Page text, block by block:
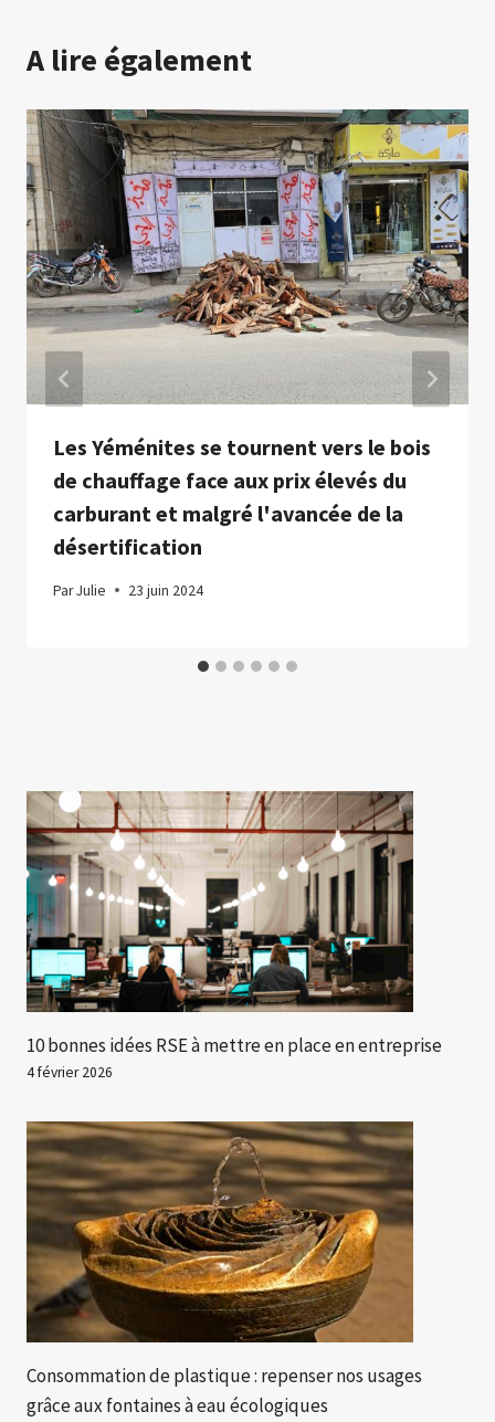
A lire également
Les Yéménites se tournent vers le bois
de chauffage face aux prix élevés du
carburant et malgré l'avancée de la
désertification
ParJulie 23 juin 2024
10 bonnes idées RSE à mettre en place en entreprise
4 février 2026
Consommation de plastique : repenser nos usages
grâce aux fontaines à eau écologiques